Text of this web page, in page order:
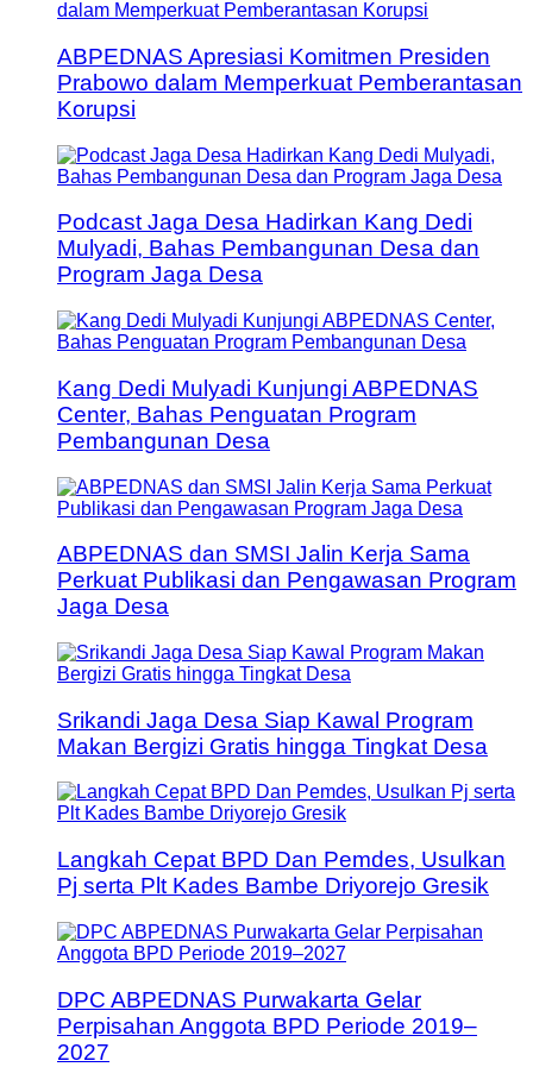
ABPEDNAS Apresiasi Komitmen Presiden
Prabowo dalam Memperkuat Pemberantasan
Korupsi
Podcast Jaga Desa Hadirkan Kang Dedi
Mulyadi, Bahas Pembangunan Desa dan
Program Jaga Desa
Kang Dedi Mulyadi Kunjungi ABPEDNAS
Center, Bahas Penguatan Program
Pembangunan Desa
ABPEDNAS dan SMSI Jalin Kerja Sama
Perkuat Publikasi dan Pengawasan Program
Jaga Desa
Srikandi Jaga Desa Siap Kawal Program
Makan Bergizi Gratis hingga Tingkat Desa
Langkah Cepat BPD Dan Pemdes, Usulkan
Pj serta Plt Kades Bambe Driyorejo Gresik
DPC ABPEDNAS Purwakarta Gelar
Perpisahan Anggota BPD Periode 2019–
2027